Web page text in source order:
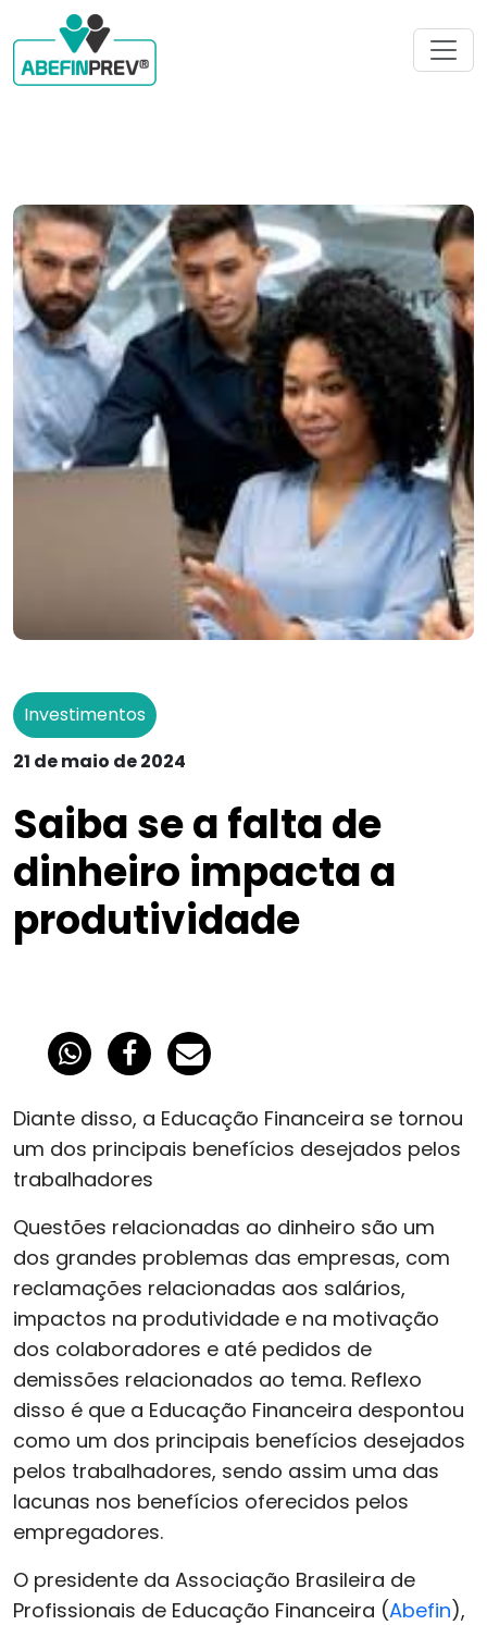
Investimentos
21 de maio de 2024
Saiba se a falta de
dinheiro impacta a
produtividade
Diante disso, a Educação Financeira se tornou
um dos principais benefícios desejados pelos
trabalhadores
Questões relacionadas ao dinheiro são um
dos grandes problemas das empresas, com
reclamações relacionadas aos salários,
impactos na produtividade e na motivação
dos colaboradores e até pedidos de
demissões relacionados ao tema. Reflexo
disso é que a Educação Financeira despontou
como um dos principais benefícios desejados
pelos trabalhadores, sendo assim uma das
lacunas nos benefícios oferecidos pelos
empregadores.
O presidente da Associação Brasileira de
Profissionais de Educação Financeira (Abefin),